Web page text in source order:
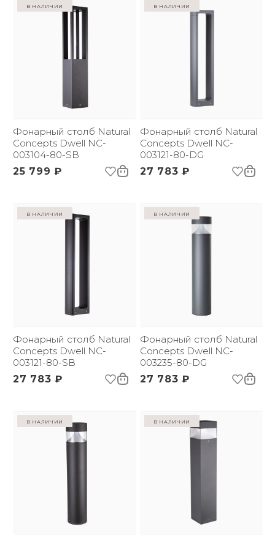
в наличии
Фонарный столб Natural
Concepts Dwell NC-
003104-80-SB
25 799 ₽
в наличии
Фонарный столб Natural
Concepts Dwell NC-
003121-80-DG
27 783 ₽
в наличии
Фонарный столб Natural
Concepts Dwell NC-
003121-80-SB
27 783 ₽
в наличии
Фонарный столб Natural
Concepts Dwell NC-
003235-80-DG
27 783 ₽
в наличии в наличии